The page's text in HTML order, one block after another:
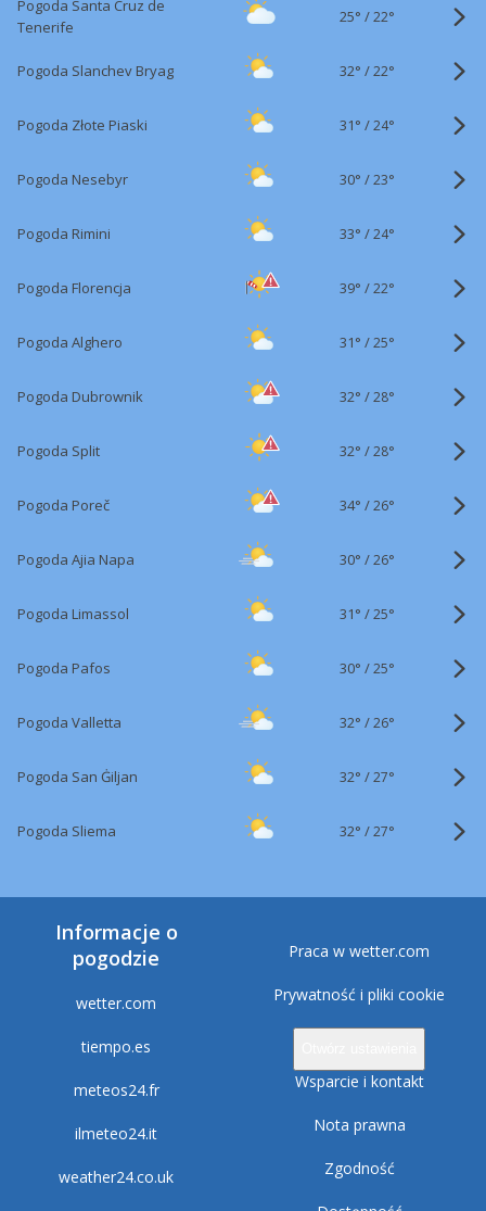
Pogoda Santa Cruz de
Tenerife
25° /22°
Pogoda Slanchev Bryag 32° /22°
Pogoda Złote Piaski 31° /24°
Pogoda Nesebyr 30° /23°
Pogoda Rimini 33° /24°
Pogoda Florencja 39° /22°
Pogoda Alghero 31° /25°
Pogoda Dubrownik 32° /28°
Pogoda Split 32° /28°
Pogoda Poreč 34° /26°
Pogoda Ajia Napa 30° /26°
Pogoda Limassol 31° /25°
Pogoda Pafos 30° /25°
Pogoda Valletta 32° /26°
Pogoda San Ġiljan 32° /27°
Pogoda Sliema 32° /27°
Informacje o
pogodzie
wetter.com
tiempo.es
meteos24.fr
ilmeteo24.it
weather24.co.uk
Praca w wetter.com
Prywatność i pliki cookie
Wsparcie i kontakt
Nota prawna
Zgodność